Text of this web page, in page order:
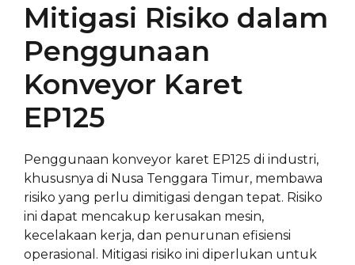
Mitigasi Risiko dalam
Penggunaan
Konveyor Karet
EP125
Penggunaan konveyor karet EP125 di industri,
khususnya di Nusa Tenggara Timur, membawa
risiko yang perlu dimitigasi dengan tepat. Risiko
ini dapat mencakup kerusakan mesin,
kecelakaan kerja, dan penurunan efisiensi
operasional. Mitigasi risiko ini diperlukan untuk